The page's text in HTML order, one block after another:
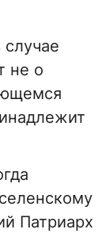
не о
Патриарх